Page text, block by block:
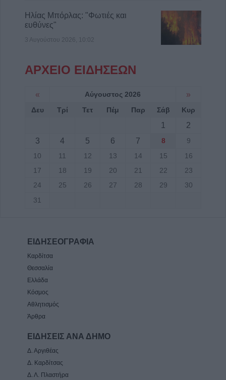
Ηλίας Μπόρλας: "Φωτιές και
ευθύνες"
3 Αυγούστου 2026, 10:02
ΑΡΧΕΙΟ ΕΙΔΗΣΕΩΝ
« Αύγουστος 2026 »
Δευ Τρί Τετ Πέμ Παρ Σάβ Κυρ
1
2
3
4 5 6 7 8
9
10
11 12 13 14 15
16
17
18 19 20 21 22
23
24
25 26 27 28 29
30
31
ΕΙΔΗΣΕΟΓΡΑΦΙΑ
Καρδίτσα
Θεσσαλία
Ελλάδα
Κόσμος
Αθλητισμός
Άρθρα
ΕΙΔΗΣΕΙΣ ΑΝΑ ΔΗΜΟ
Δ. Αργιθέας
Δ. Καρδίτσας
Δ. Λ. Πλαστήρα